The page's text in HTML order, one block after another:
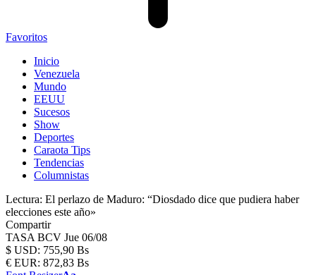
Favoritos
Inicio
Venezuela
Mundo
EEUU
Sucesos
Show
Deportes
Caraota Tips
Tendencias
Columnistas
Lectura: El perlazo de Maduro: “Diosdado dice que pudiera haber
elecciones este año»
Compartir
TASA BCV Jue 06/08
$ USD: 755,90 Bs
€ EUR: 872,83 Bs